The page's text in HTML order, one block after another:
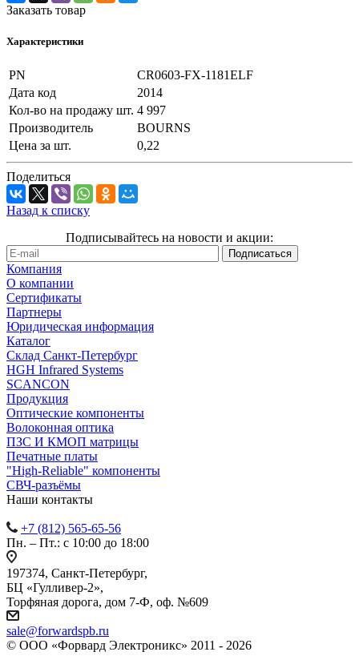
Заказать товар
Характеристики
PN
CR0603-FX-1181ELF
Дата код
2014
Кол-во на продажу шт. 4 997
Производитель
BOURNS
Цена за шт.
0,22
Поделиться
Назад к списку
Подписывайтесь на новости и акции:
Компания
О компании
Сертификаты
Партнеры
Юридическая информация
Каталог
Cклад Санкт-Петербург
HGH Infrared Systems
SCANCON
Продукция
Оптические компоненты
Волоконная оптика
ПЗС И КМОП матрицы
Печатные платы
"High-Reliable" компоненты
СВЧ-разъёмы
Наши контакты
+7 (812) 565-65-56
Пн. – Пт.: с 10:00 до 18:00
197374, Санкт-Петербург,
БЦ «Гулливер-2»,
Торфяная дорога, дом 7-Ф, оф. №609
sale@forwardspb.ru
© ООО «Форвард Электроникс» 2011 - 2026